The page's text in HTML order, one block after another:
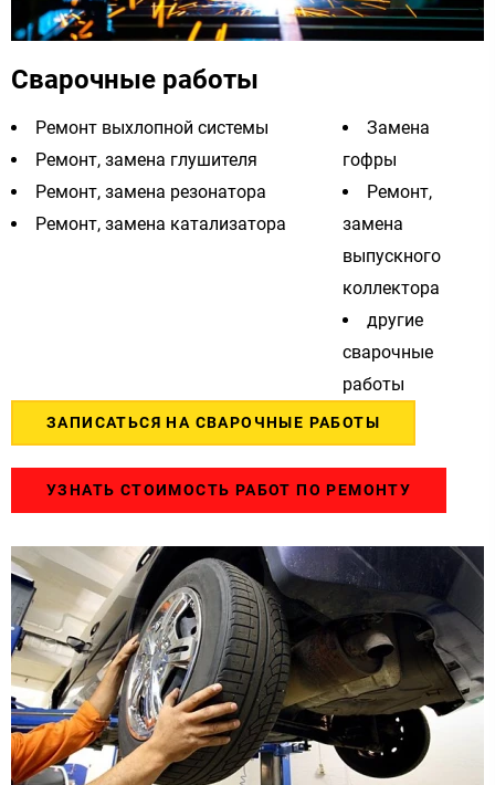
Сварочные работы
Ремонт выхлопной системы
Ремонт, замена глушителя
Ремонт, замена резонатора
Ремонт, замена катализатора
Замена
гофры
Ремонт,
замена
выпускного
коллектора
другие
сварочные
работы
ЗАПИСАТЬСЯ НА СВАРОЧНЫЕ РАБОТЫ
УЗНАТЬ СТОИМОСТЬ РАБОТ ПО РЕМОНТУ